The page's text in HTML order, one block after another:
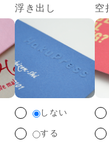
浮き出し
しない
する
空